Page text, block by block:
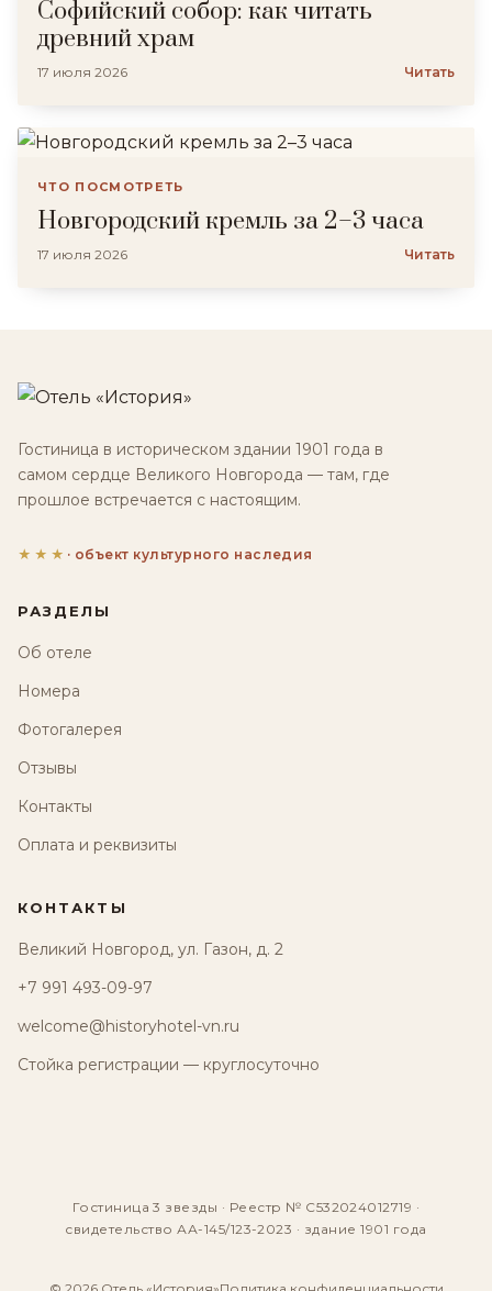
Софийский собор: как читать
древний храм
17 июля 2026 Читать
ЧТО ПОСМОТРЕТЬ
Новгородский кремль за 2–3 часа
17 июля 2026 Читать
Гостиница в историческом здании 1901 года в
самом сердце Великого Новгорода — там, где
прошлое встречается с настоящим.
★★★ · объект культурного наследия
РАЗДЕЛЫ
Об отеле
Номера
Фотогалерея
Отзывы
Контакты
Оплата и реквизиты
КОНТАКТЫ
Великий Новгород, ул. Газон, д. 2
+7 991 493-09-97
welcome@historyhotel-vn.ru
Стойка регистрации — круглосуточно
Гостиница 3 звезды · Реестр № С532024012719 ·
свидетельство АА-145/123-2023 · здание 1901 года